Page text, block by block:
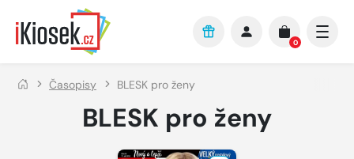
Přejít na hlavní obsah
0
Časopisy BLESK pro ženy
BLESK pro ženy